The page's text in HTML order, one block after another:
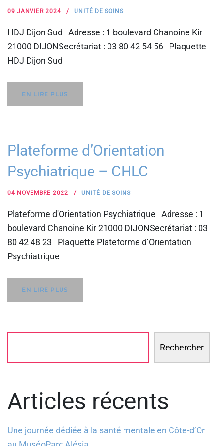
09 JANVIER 2024 UNITÉ DE SOINS
HDJ Dijon Sud Adresse : 1 boulevard Chanoine Kir
21000 DIJONSecrétariat : 03 80 42 54 56 Plaquette
HDJ Dijon Sud
EN LIRE PLUS
Plateforme d’Orientation
Psychiatrique – CHLC
04 NOVEMBRE 2022 UNITÉ DE SOINS
Plateforme d'Orientation Psychiatrique Adresse : 1
boulevard Chanoine Kir 21000 DIJONSecrétariat : 03
80 42 48 23 Plaquette Plateforme d’Orientation
Psychiatrique
EN LIRE PLUS
Rechercher
Articles récents
Une journée dédiée à la santé mentale en Côte-d’Or